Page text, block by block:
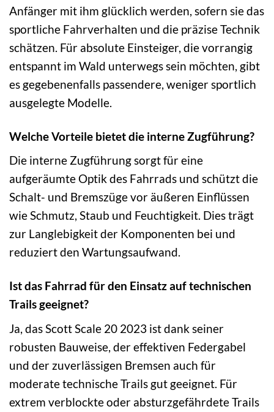
Anfänger mit ihm glücklich werden, sofern sie das
sportliche Fahrverhalten und die präzise Technik
schätzen. Für absolute Einsteiger, die vorrangig
entspannt im Wald unterwegs sein möchten, gibt
es gegebenenfalls passendere, weniger sportlich
ausgelegte Modelle.
Welche Vorteile bietet die interne Zugführung?
Die interne Zugführung sorgt für eine
aufgeräumte Optik des Fahrrads und schützt die
Schalt- und Bremszüge vor äußeren Einflüssen
wie Schmutz, Staub und Feuchtigkeit. Dies trägt
zur Langlebigkeit der Komponenten bei und
reduziert den Wartungsaufwand.
Ist das Fahrrad für den Einsatz auf technischen
Trails geeignet?
Ja, das Scott Scale 20 2023 ist dank seiner
robusten Bauweise, der effektiven Federgabel
und der zuverlässigen Bremsen auch für
moderate technische Trails gut geeignet. Für
extrem verblockte oder absturzgefährdete Trails